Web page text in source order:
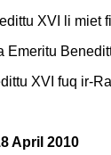
XVI li miet
Emeritu
XVI fuq ir-
April 2010